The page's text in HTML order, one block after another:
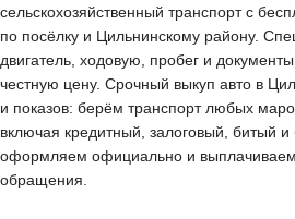
сельскохозяйственный транспорт с
по посёлку и Цильнинскому району.
двигатель, ходовую, пробег и
честную цену. Срочный выкуп авто в
и показов: берём транспорт любых
включая кредитный, залоговый, битый и
оформляем официально и выплачиваем
обращения.